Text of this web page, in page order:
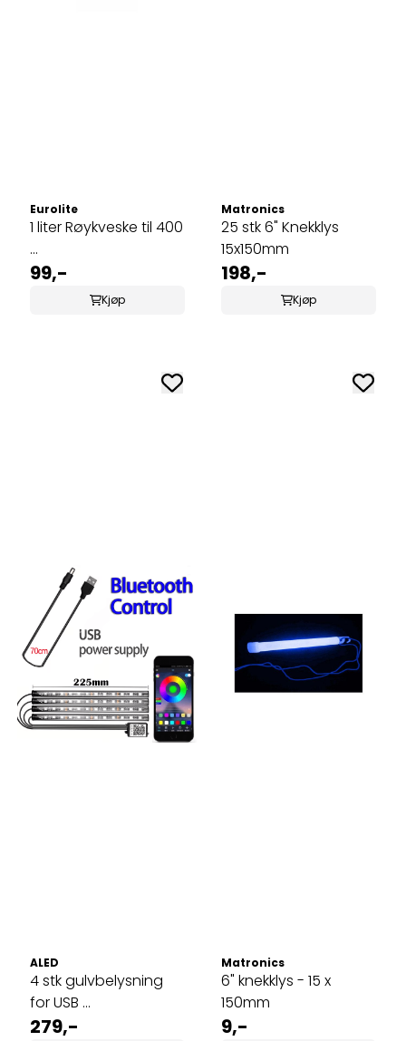
Eurolite
1 liter Røykveske til 400
...
99,-
Kjøp
Matronics
25 stk 6" Knekklys
15x150mm
198,-
Kjøp
ALED
4 stk gulvbelysning
for USB ...
279,-
Matronics
6" knekklys - 15 x
150mm
9,-